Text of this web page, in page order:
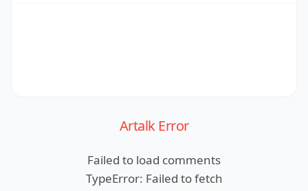
Artalk Error
Failed to load comments
TypeError: Failed to fetch